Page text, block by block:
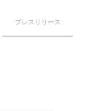
プレスリリース